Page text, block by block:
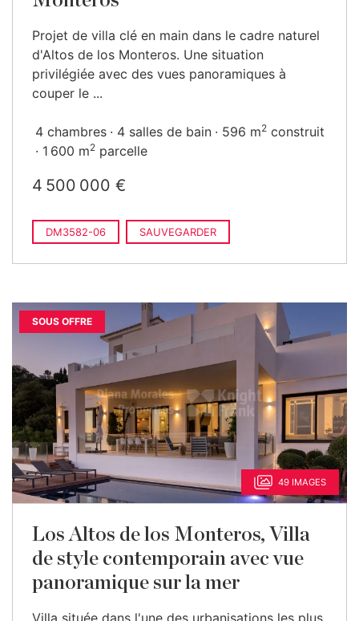
Projet de villa clé en main dans le cadre naturel
d'Altos de los Monteros. Une situation
privilégiée avec des vues panoramiques à
couper le ...
4 chambres 4 salles de bain 596 m2 construit
1 600 m2 parcelle
4 500 000 €
DM3582-06 SAUVEGARDER
SOUS OFFRE
49 IMAGES
Los Altos de los Monteros, Villa
de style contemporain avec vue
panoramique sur la mer
Villa située dans l'une des urbanisations les plus